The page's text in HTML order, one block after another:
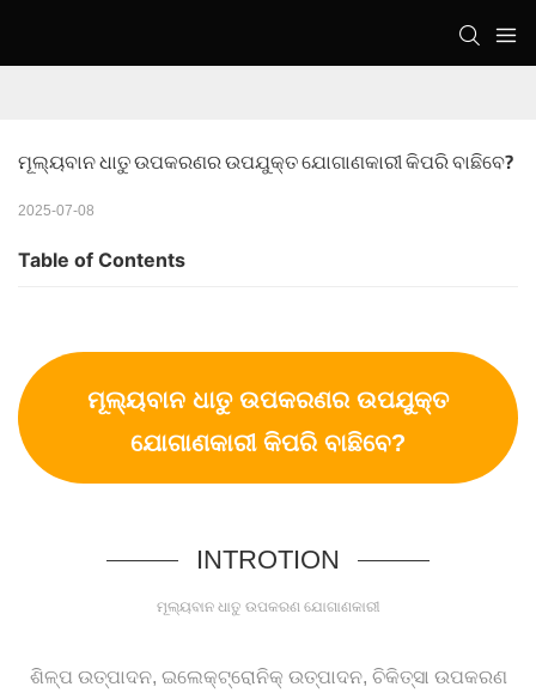
ମୂଲ୍ୟବାନ ଧାତୁ ଉପକରଣର ଉପଯୁକ୍ତ ଯୋଗାଣକାରୀ କିପରି ବାଛିବେ?
2025-07-08
Table of Contents
ମୂଲ୍ୟବାନ ଧାତୁ ଉପକରଣର ଉପଯୁକ୍ତ
ଯୋଗାଣକାରୀ କିପରି ବାଛିବେ?
INTROTION
ମୂଲ୍ୟବାନ ଧାତୁ ଉପକରଣ ଯୋଗାଣକାରୀ
ଶିଳ୍ପ ଉତ୍ପାଦନ, ଇଲେକ୍ଟ୍ରୋନିକ୍ ଉତ୍ପାଦନ, ଚିକିତ୍ସା ଉପକରଣ